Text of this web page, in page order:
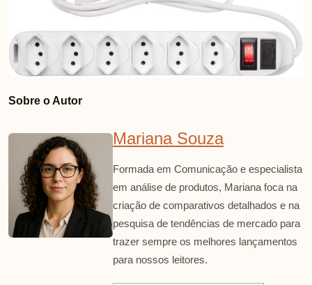
Sobre o Autor
Mariana Souza
Formada em Comunicação e especialista
em análise de produtos, Mariana foca na
criação de comparativos detalhados e na
pesquisa de tendências de mercado para
trazer sempre os melhores lançamentos
para nossos leitores.